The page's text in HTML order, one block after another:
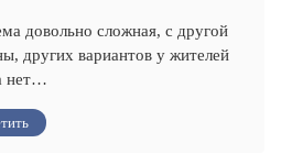
довольно сложная, с другой
других вариантов у жителей
нет…